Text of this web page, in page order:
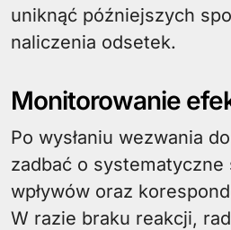
uniknąć późniejszych
naliczenia odsetek.
Monitorowanie
Po wysłaniu wezwania
zadbać o systematyczne
wpływów oraz
W razie braku reakcji,